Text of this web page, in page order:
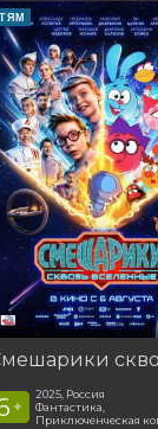
+
2025, Россия
Фантастика,
Приключенческая